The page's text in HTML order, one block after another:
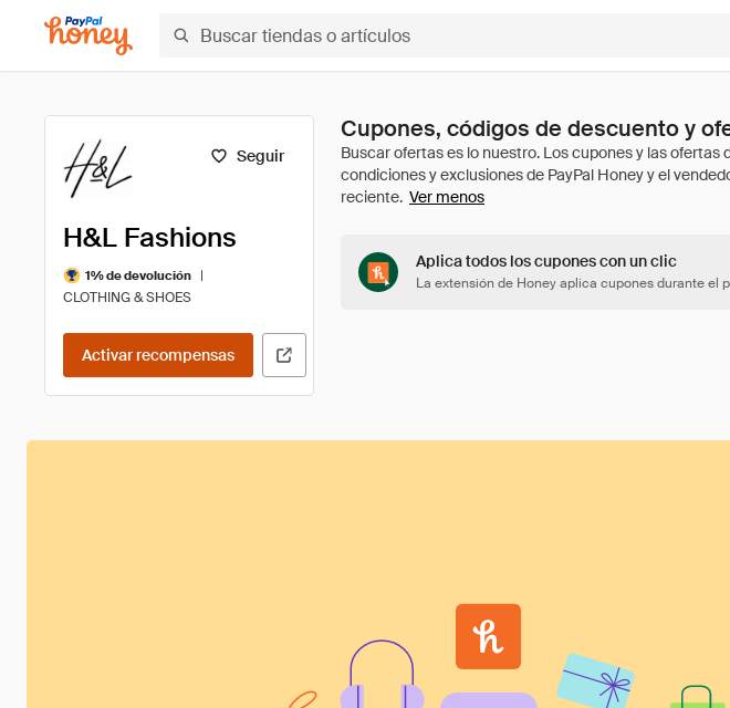
Seguir
H&L Fashions
1% de devolución
|
CLOTHING & SHOES
Activar recompensas
Cupones, códigos de descuento y
Ver menos
Aplica todos los cupones con un clic
La extensión de Honey aplica cupones durante el